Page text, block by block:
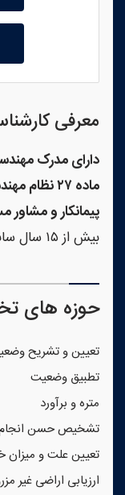
معرفی
دارای مدرک
ماده ۲۷
پیمانکار و مشاور
بیش از ۱۵ سال سابقه کارشناسی
حوزه های
تعیین و تشریح
تطبیق وضعیت
متره و برآورد
تشخیص حسن انجام
تعیین علت و میزان
ارزیابی اراضی غیر